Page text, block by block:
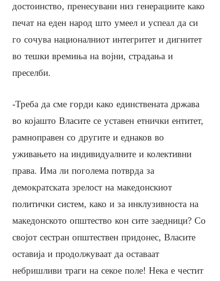
достоинство, пренесувани низ генерациите како
печат на еден народ што умеел и успеал да си
го сочува националниот интегритет и дигнитет
во тешки времиња на војни, страдања и
преселби.
-Треба да сме горди како единствената држава
во којашто Власите се уставен етнички ентитет,
рамноправен со другите и еднаков во
уживањето на индивидуалните и колективни
права. Има ли поголема потврда за
демократската зрелост на македонскиот
политички систем, како и за инклузивноста на
македонското општество кон сите заедници? Со
својот сестран општествен придонес, Власите
оставија и продолжуваат да оставаат
небришливи траги на секое поле! Нека е честит